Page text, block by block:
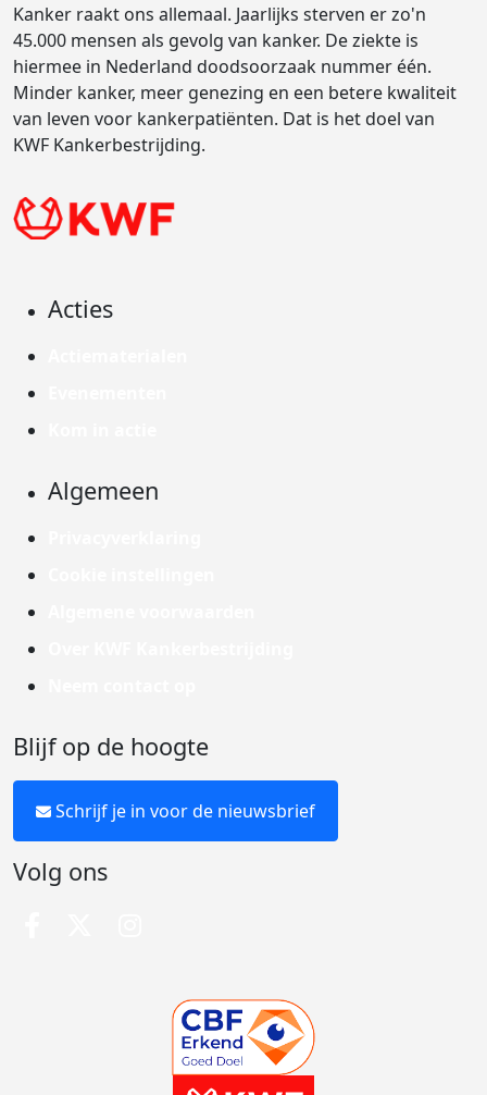
Kanker raakt ons allemaal. Jaarlijks sterven er zo'n
45.000 mensen als gevolg van kanker. De ziekte is
hiermee in Nederland doodsoorzaak nummer één.
Minder kanker, meer genezing en een betere kwaliteit
van leven voor kankerpatiënten. Dat is het doel van
KWF Kankerbestrijding.
Acties
Algemeen
Blijf op de hoogte
Schrijf je in voor de nieuwsbrief
Volg ons